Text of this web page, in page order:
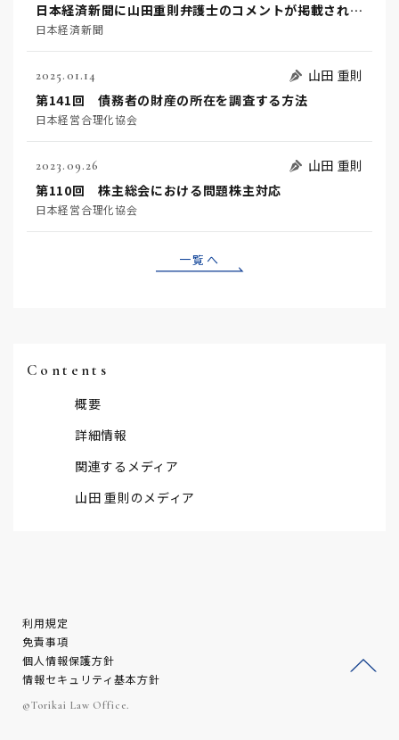
日本経済新聞に山田重則弁護士のコメントが掲載されました
日本経済新聞
2025.01.14
山田 重則
第141回 債務者の財産の所在を調査する方法
日本経営合理化協会
2023.09.26
山田 重則
第110回 株主総会における問題株主対応
日本経営合理化協会
一覧へ
Contents
概要
詳細情報
関連するメディア
山田 重則のメディア
利用規定
免責事項
個人情報保護方針
情報セキュリティ基本方針
©Torikai Law Office.